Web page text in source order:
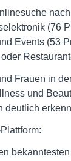
(76
Events (53
Frauen in
und
deutlich